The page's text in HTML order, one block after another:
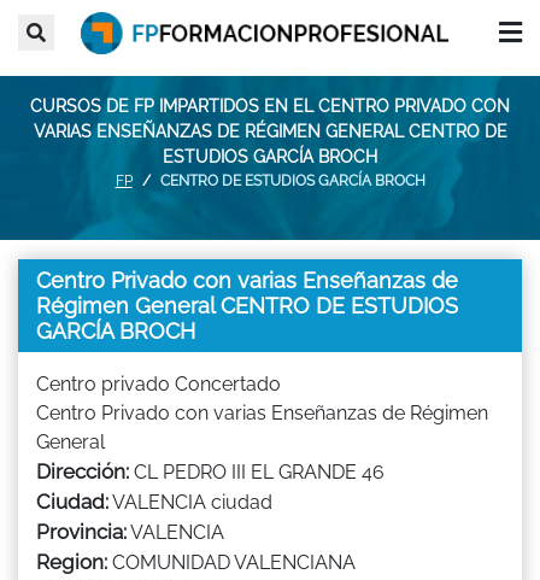
CURSOS DE FP IMPARTIDOS EN EL CENTRO PRIVADO CON
VARIAS ENSEÑANZAS DE RÉGIMEN GENERAL CENTRO DE
ESTUDIOS GARCÍA BROCH
FP CENTRO DE ESTUDIOS GARCÍA BROCH
Centro Privado con varias Enseñanzas de
Régimen General CENTRO DE ESTUDIOS
GARCÍA BROCH
Centro privado Concertado
Centro Privado con varias Enseñanzas de Régimen
General
Dirección: CL PEDRO III EL GRANDE 46
Ciudad:VALENCIA ciudad
Provincia:VALENCIA
Region: COMUNIDAD VALENCIANA